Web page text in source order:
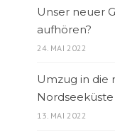
Unser neuer
aufhören?
24. MAI 2022
Umzug in die
Nordseeküste
13. MAI 2022